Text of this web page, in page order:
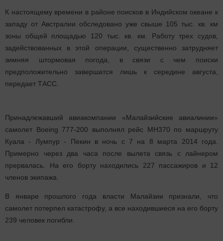
К настоящему времени в районе поисков в Индийском океане к
западу от Австралии обследовано уже свыше 105 тыс. кв. км
зоны общей площадью 120 тыс. кв. км. Работу трех судов,
задействованных в этой операции, существенно затрудняет
зимняя штормовая погода, в связи с чем поиски
предположительно завершатся лишь к середине августа,
передает ТАСС.
Принадлежавший авиакомпании «Малайзийские авиалинии»
самолет Boeing 777-200 выполнял рейс MH370 по маршруту
Куала - Лумпур - Пекин в ночь с 7 на 8 марта 2014 года.
Примерно через два часа после вылета связь с лайнером
прервалась. На его борту находились 227 пассажиров и 12
членов экипажа.
В январе прошлого года власти Малайзии признали, что
самолет потерпел катастрофу, а все находившиеся на его борту
239 человек погибли.